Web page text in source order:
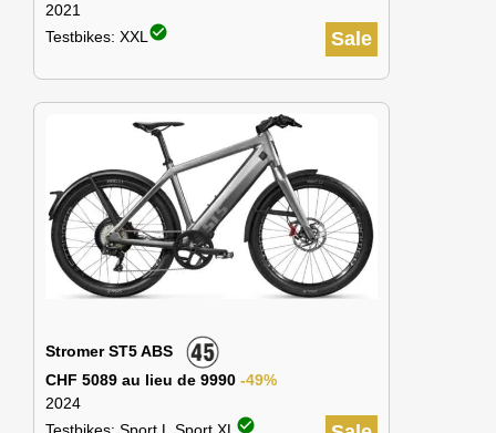
2021
Sale
Testbikes: XXL check_circle
Stromer ST5 ABS
CHF 5089 au lieu de 9990 -49%
2024
check_circle